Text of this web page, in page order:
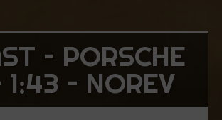
– PORSCHE
1:43 – NOREV